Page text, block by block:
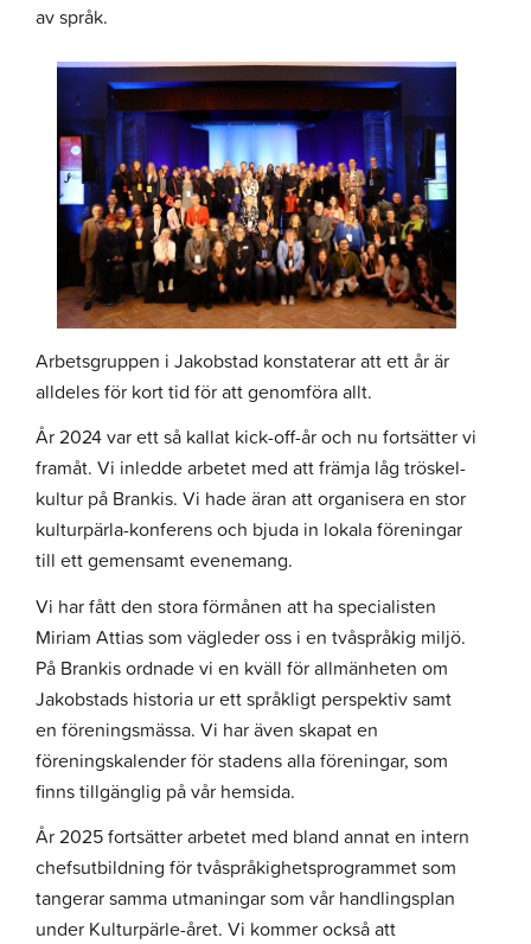
av språk.
Arbetsgruppen i Jakobstad konstaterar att ett år är
alldeles för kort tid för att genomföra allt.
År 2024 var ett så kallat kick-off-år och nu fortsätter vi
framåt. Vi inledde arbetet med att främja låg tröskel-
kultur på Brankis. Vi hade äran att organisera en stor
kulturpärla-konferens och bjuda in lokala föreningar
till ett gemensamt evenemang.
Vi har fått den stora förmånen att ha specialisten
Miriam Attias som vägleder oss i en tvåspråkig miljö.
På Brankis ordnade vi en kväll för allmänheten om
Jakobstads historia ur ett språkligt perspektiv samt
en föreningsmässa. Vi har även skapat en
föreningskalender för stadens alla föreningar, som
finns tillgänglig på vår hemsida.
År 2025 fortsätter arbetet med bland annat en intern
chefsutbildning för tvåspråkighetsprogrammet som
tangerar samma utmaningar som vår handlingsplan
under Kulturpärle-året. Vi kommer också att